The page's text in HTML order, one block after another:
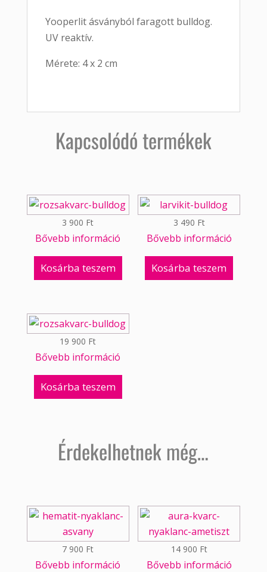
Yooperlit ásványból faragott bulldog.
UV reaktív.
Mérete: 4 x 2 cm
Kapcsolódó termékek
3 900 Ft
Bővebb információ
Kosárba teszem
3 490 Ft
Bővebb információ
Kosárba teszem
19 900 Ft
Bővebb információ
Kosárba teszem
Érdekelhetnek még…
7 900 Ft
Bővebb információ
14 900 Ft
Bővebb információ